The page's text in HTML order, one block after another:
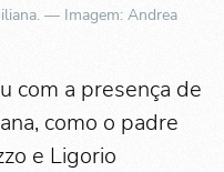
— Imagem: Andrea
com a presença de
como o padre
e Ligorio